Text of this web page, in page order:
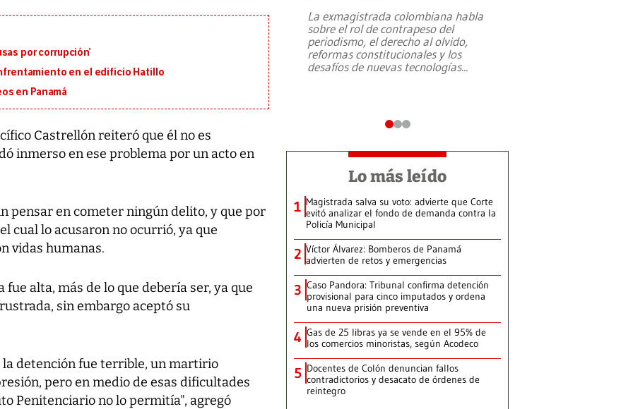
por corrupción’
en el edificio Hatillo
en Panamá
Castrellón reiteró que él no es
inmerso en ese problema por un acto en
pensar en cometer ningún delito, y que por
cual lo acusaron no ocurrió, ya que
vidas humanas.
alta, más de lo que debería ser, ya que
sin embargo aceptó su
detención fue terrible, un martirio
pero en medio de esas dificultades
Penitenciario no lo permitía", agregó
al sur de Japón, provocando una
La exmagistrada colombiana habla
sobre el rol de contrapeso del
periodismo, el derecho al olvido,
reformas constitucionales y los
desafíos de nuevas tecnologías...
Lo más leído
1 Magistrada salva su voto: advierte que Corte
evitó analizar el fondo de demanda contra la
Policía Municipal
2 Víctor Álvarez: Bomberos de Panamá
advierten de retos y emergencias
3 Caso Pandora: Tribunal confirma detención
provisional para cinco imputados y ordena
una nueva prisión preventiva
4 Gas de 25 libras ya se vende en el 95% de
los comercios minoristas, según Acodeco
5 Docentes de Colón denuncian fallos
contradictorios y desacato de órdenes de
reintegro